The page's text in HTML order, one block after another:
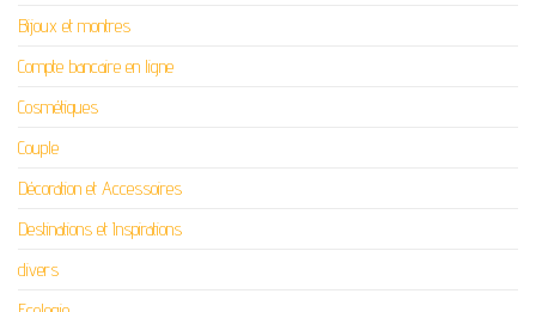
Bijoux et montres
Compte bancaire en ligne
Cosmétiques
Couple
Décoration et Accessoires
Destinations et Inspirations
divers